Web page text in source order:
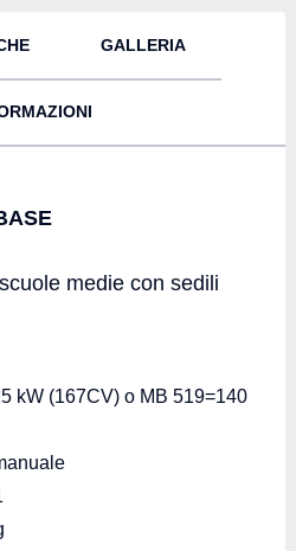
GALLERIA
medie con sedili
kW (167CV) o MB 519=140